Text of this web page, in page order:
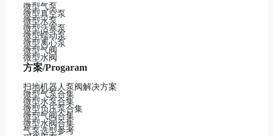
微型气泵
微型真空泵
微型水泵
微型活塞泵
微型蠕动泵
微型离心泵
微型气阀
微型水阀
方案/Progaram
扫地机器人泵阀解决方案
微型气泵合集
微型水泵合集
微型负压泵合集
微型气阀合集
微型水阀合集
气泵选型参考